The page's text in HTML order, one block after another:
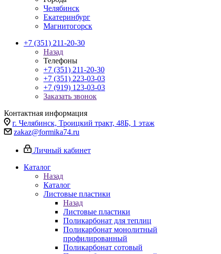
Челябинск
Екатеринбург
Магнитогорск
+7 (351) 211-20-30
Назад
Телефоны
+7 (351) 211-20-30
+7 (351) 223-03-03
+7 (919) 123-03-03
Заказать звонок
Контактная информация
г. Челябинск, Троицкий тракт, 48Б, 1 этаж
zakaz@formika74.ru
Личный кабинет
Каталог
Назад
Каталог
Листовые пластики
Назад
Листовые пластики
Поликарбонат для теплиц
Поликарбонат монолитный
профилированный
Поликарбонат сотовый